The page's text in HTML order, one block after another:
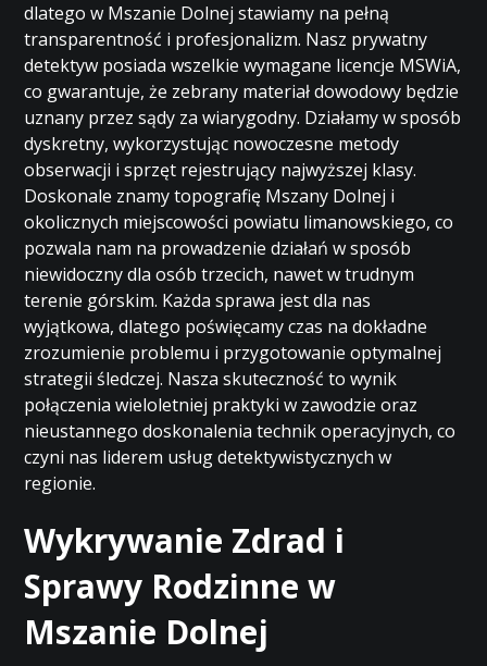
dlatego w Mszanie Dolnej stawiamy na pełną
transparentność i profesjonalizm. Nasz prywatny
detektyw posiada wszelkie wymagane licencje MSWiA,
co gwarantuje, że zebrany materiał dowodowy będzie
uznany przez sądy za wiarygodny. Działamy w sposób
dyskretny, wykorzystując nowoczesne metody
obserwacji i sprzęt rejestrujący najwyższej klasy.
Doskonale znamy topografię Mszany Dolnej i
okolicznych miejscowości powiatu limanowskiego, co
pozwala nam na prowadzenie działań w sposób
niewidoczny dla osób trzecich, nawet w trudnym
terenie górskim. Każda sprawa jest dla nas
wyjątkowa, dlatego poświęcamy czas na dokładne
zrozumienie problemu i przygotowanie optymalnej
strategii śledczej. Nasza skuteczność to wynik
połączenia wieloletniej praktyki w zawodzie oraz
nieustannego doskonalenia technik operacyjnych, co
czyni nas liderem usług detektywistycznych w
regionie.
Wykrywanie Zdrad i
Sprawy Rodzinne w
Mszanie Dolnej